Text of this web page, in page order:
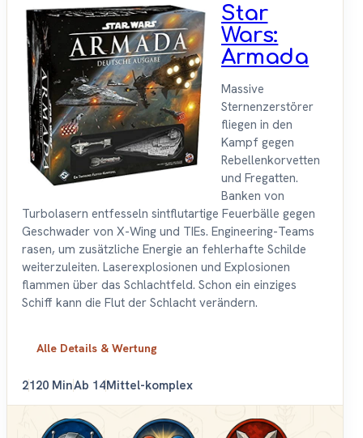
Star
Wars:
Armada
Massive
Sternenzerstörer
fliegen in den
Kampf gegen
Rebellenkorvetten
und Fregatten.
Banken von
Turbolasern entfesseln sintflutartige Feuerbälle gegen
Geschwader von X-Wing und TIEs. Engineering-Teams
rasen, um zusätzliche Energie an fehlerhafte Schilde
weiterzuleiten. Laserexplosionen und Explosionen
flammen über das Schlachtfeld. Schon ein einziges
Schiff kann die Flut der Schlacht verändern.
Alle Details & Wertung
2120 MinAb 14Mittel-komplex